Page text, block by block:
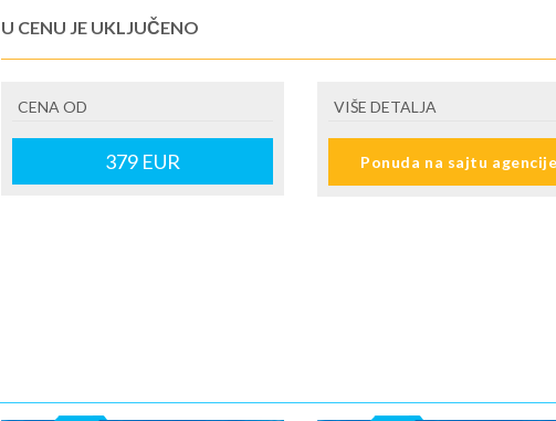
U CENU JE UKLJUČENO
- rezervisane i potvrđene usluge u izabranoj smeštajnoj jedinici prema opisu -
putovanja
- boravišne takse na destinaciji, plaćaju se na recepciji hotela/apartmana -
CENA OD
379EUR
VIŠE DETALJA
Ponuda na sajtu